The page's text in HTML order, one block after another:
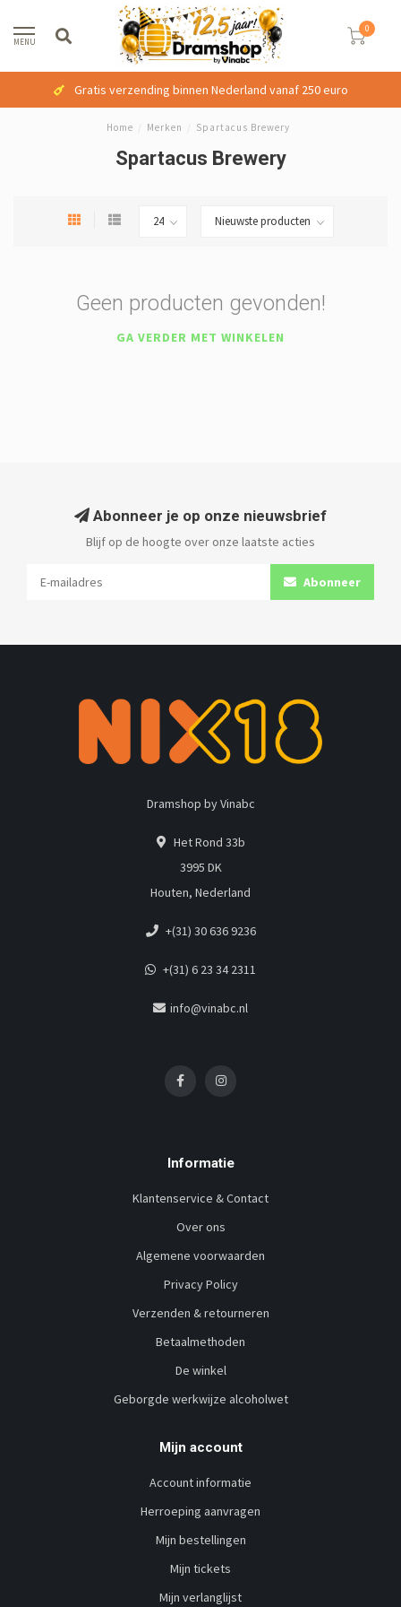
MENU
0
Gratis verzending binnen Nederland vanaf 250 euro
Home Merken Spartacus Brewery
Spartacus Brewery
Geen producten gevonden!
GA VERDER MET WINKELEN
Abonneer je op onze nieuwsbrief
Blijf op de hoogte over onze laatste acties
Abonneer
Dramshop by Vinabc
Het Rond 33b
3995 DK
Houten, Nederland
+(31) 30 636 9236
+(31) 6 23 34 2311
info@vinabc.nl
Informatie
Klantenservice & Contact
Over ons
Algemene voorwaarden
Privacy Policy
Verzenden & retourneren
Betaalmethoden
De winkel
Geborgde werkwijze alcoholwet
Mijn account
Account informatie
Herroeping aanvragen
Mijn bestellingen
Mijn tickets
Mijn verlanglijst